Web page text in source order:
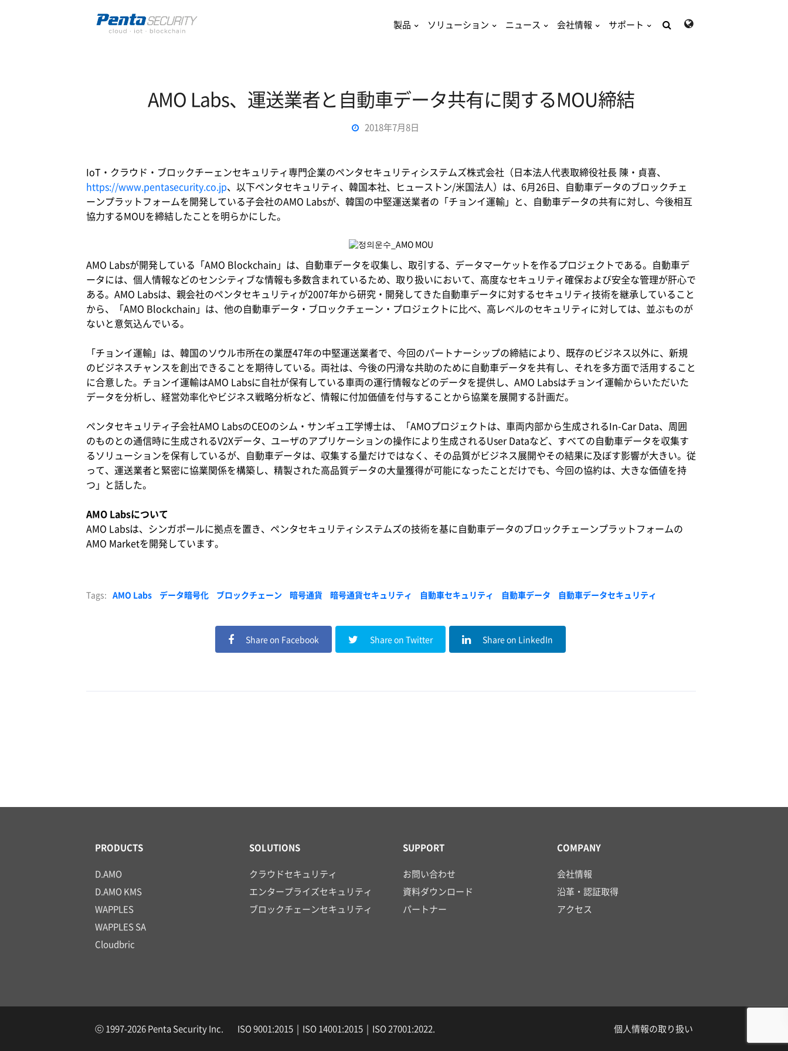
製品 ソリューション ニュース 会社情報 サポート
AMO Labs、運送業者と自動車データ共有に関するMOU締結
2018年7月8日
IoT・クラウド・ブロックチーェンセキュリティ専門企業のペンタセキュリティシステムズ株式会社（日本法人代表取締役社長 陳・貞喜、
https://www.pentasecurity.co.jp、以下ペンタセキュリティ、韓国本社、ヒューストン/米国法人）は、6月26日、自動車データのブロックチェ
ーンプラットフォームを開発している子会社のAMO Labsが、韓国の中堅運送業者の「チョンイ運輸」と、自動車データの共有に対し、今後相互
協力するMOUを締結したことを明らかにした。
AMO Labsが開発している「AMO Blockchain」は、自動車データを収集し、取引する、データマーケットを作るプロジェクトである。自動車デ
ータには、個人情報などのセンシティブな情報も多数含まれているため、取り扱いにおいて、高度なセキュリティ確保および安全な管理が肝心で
ある。AMO Labsは、親会社のペンタセキュリティが2007年から研究・開発してきた自動車データに対するセキュリティ技術を継承していること
から、「AMO Blockchain」は、他の自動車データ・ブロックチェーン・プロジェクトに比べ、高レベルのセキュリティに対しては、並ぶものが
ないと意気込んでいる。
「チョンイ運輸」は、韓国のソウル市所在の業歴47年の中堅運送業者で、今回のパートナーシップの締結により、既存のビジネス以外に、新規
のビジネスチャンスを創出できることを期待している。両社は、今後の円滑な共助のために自動車データを共有し、それを多方面で活用すること
に合意した。チョンイ運輸はAMO Labsに自社が保有している車両の運行情報などのデータを提供し、AMO Labsはチョンイ運輸からいただいた
データを分析し、経営効率化やビジネス戦略分析など、情報に付加価値を付与することから協業を展開する計画だ。
ペンタセキュリティ子会社AMO LabsのCEOのシム・サンギュ工学博士は、「AMOプロジェクトは、車両内部から生成されるIn-Car Data、周囲
のものとの通信時に生成されるV2Xデータ、ユーザのアプリケーションの操作により生成されるUser Dataなど、すべての自動車データを収集す
るソリューションを保有しているが、自動車データは、収集する量だけではなく、その品質がビジネス展開やその結果に及ぼす影響が大きい。従
って、運送業者と緊密に協業関係を構築し、精製された高品質データの大量獲得が可能になったことだけでも、今回の協約は、大きな価値を持
つ」と話した。
AMO Labsについて
AMO Labsは、シンガポールに拠点を置き、ペンタセキュリティシステムズの技術を基に自動車データのブロックチェーンプラットフォームの
AMO Marketを開発しています。
Tags: AMO Labs データ暗号化 ブロックチェーン 暗号通貨 暗号通貨セキュリティ 自動車セキュリティ 自動車データ 自動車データセキュリティ
Share on Facebook Share on Twitter Share on LinkedIn
PRODUCTS
D.AMO
D.AMO KMS
WAPPLES
WAPPLES SA
Cloudbric
SOLUTIONS
クラウドセキュリティ
エンタープライズセキュリティ
ブロックチェーンセキュリティ
SUPPORT
お問い合わせ
資料ダウンロード
パートナー
COMPANY
会社情報
沿革・認証取得
アクセス
ⓒ 1997-2026 Penta Security Inc. ISO 9001:2015 | ISO 14001:2015 | ISO 27001:2022. 個人情報の取り扱い